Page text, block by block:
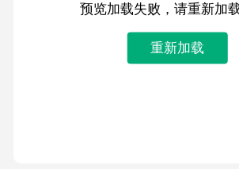
预览加载失败，请重新加
重新加载